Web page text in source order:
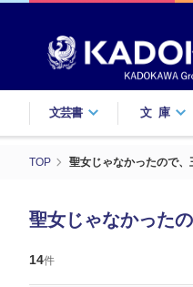
文芸書 文庫
TOP 聖女じゃなかったので
聖女じゃなかった
14件